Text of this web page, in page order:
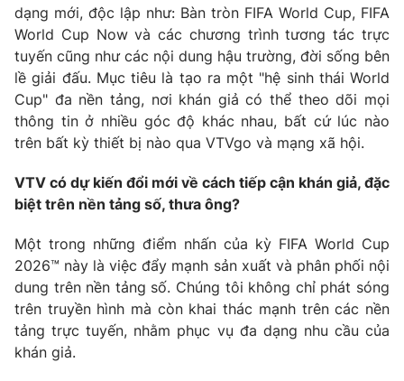
dạng mới, độc lập như: Bàn tròn FIFA World Cup, FIFA
World Cup Now và các chương trình tương tác trực
tuyến cũng như các nội dung hậu trường, đời sống bên
lề giải đấu. Mục tiêu là tạo ra một "hệ sinh thái World
Cup" đa nền tảng, nơi khán giả có thể theo dõi mọi
thông tin ở nhiều góc độ khác nhau, bất cứ lúc nào
trên bất kỳ thiết bị nào qua VTVgo và mạng xã hội.
VTV có dự kiến đổi mới về cách tiếp cận khán giả, đặc
biệt trên nền tảng số, thưa ông?
Một trong những điểm nhấn của kỳ FIFA World Cup
2026™ này là việc đẩy mạnh sản xuất và phân phối nội
dung trên nền tảng số. Chúng tôi không chỉ phát sóng
trên truyền hình mà còn khai thác mạnh trên các nền
tảng trực tuyến, nhằm phục vụ đa dạng nhu cầu của
khán giả.